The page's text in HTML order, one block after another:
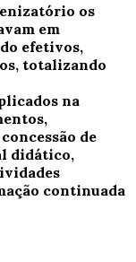
os
em
efetivos,
totalizando
na
de
didático,
continuada